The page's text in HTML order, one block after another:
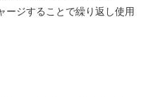
ージすることで繰り返し使用